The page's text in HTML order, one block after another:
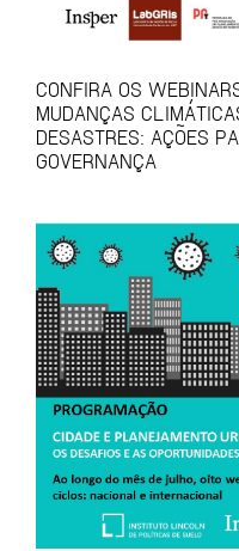
CONFIRA OS
MUDANÇAS
DESASTRES: AÇÕES
GOVERNANÇA